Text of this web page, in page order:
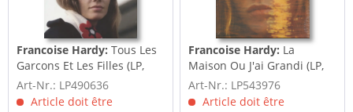
Francoise Hardy:Tous Les
Garcons Et Les Filles (LP,
180g Vinyl)
Art-Nr.: LP490636
Article doit être
Francoise Hardy: La
Maison Ou J'ai Grandi (LP,
Ltd., Colored Vinyl)
Art-Nr.: LP543976
Article doit être